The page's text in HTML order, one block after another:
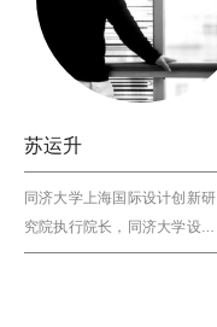
苏运升
同济大学上海国际设计创新研
究院执行院长，同济大学设计
创意学院院长协理